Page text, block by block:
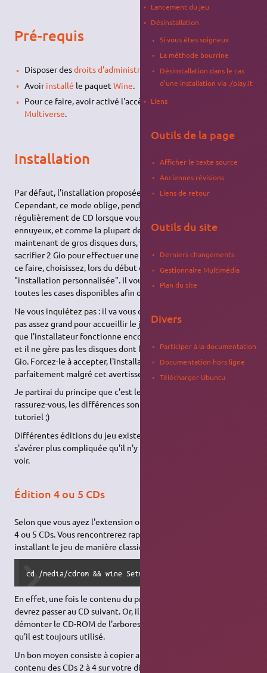
Pré-requis
Disposer desdroits d'administration .
Avoirinstallé le paquet Wine.
Pour ce faire, avoir activé l'accès auxdépôts Universe et
Multiverse.
Installation
Par défaut, l'installation proposée est "recommandée".
Cependant, ce mode oblige, pendant le jeu, à changer
régulièrement de CD lorsque vous changez de zone… c'est
ennuyeux, et comme la plupart des joueurs disposent
maintenant de gros disques durs, vous pourrez aisément
sacrifier 2 Gio pour effectuer une installation complète. Pour
ce faire, choisissez, lors du début de l'installation, l'option
"installation personnalisée". Il vous suffit alors de cocher
toutes les cases disponibles afin d'installer entièrement le jeu.
Ne vous inquiétez pas : il va vous dire que votre disque dur n'est
pas assez grand pour accueillir le jeu complet. C'est dû au fait
que l'installateur fonctionne encore pour les disques en FAT32,
et il ne gère pas les disques dont la capacité est supérieure à 2
Gio. Forcez-le à accepter, l'installation se déroulera
parfaitement malgré cet avertissement.
Je partirai du principe que c'est le choix que vous ferez, mais
rassurez-vous, les différences sont infimes pour la suite du
tutoriel ;)
Différentes éditions du jeu existent, et l'installation peut
s'avérer plus compliquée qu'il n'y paraît, comme nous allons le
voir.
Édition 4 ou 5 CDs
Selon que vous ayez l'extension ou non, vous avez à disposition
4 ou 5 CDs. Vous rencontrerez rapidement des problèmes en
installant le jeu de manière classique :
cd /media/cdrom && wine Setup.exe
En effet, une fois le contenu du premier CD installé, vous
devrez passer au CD suivant. Or, il vous sera impossible de
démonter le CD-ROM de l'arborescence Linux, étant donné
qu'il est toujours utilisé.
Un bon moyen consiste à copier au préalable l'ensemble du
contenu des CDs 2 à 4 sur votre disque dur, dans un dossier
Lancement du jeu
Désinstallation
Si vous êtes soigneux
La méthode bourrine
Désinstallation dans le cas
d’une installation via ./play.it
Liens
Outils de la page
Afficher le texte source
Anciennes révisions
Liens de retour
Outils du site
Derniers changements
Gestionnaire Multimédia
Plan du site
Divers
Participer à la documentation
Documentation hors ligne
Télécharger Ubuntu